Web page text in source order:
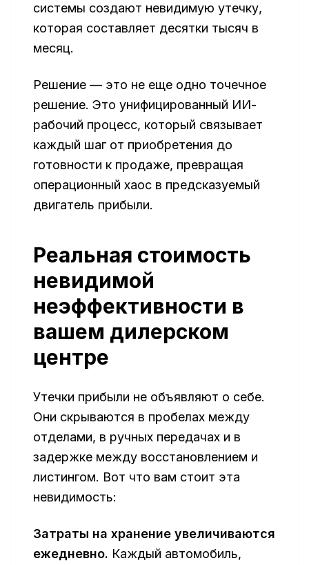
системы создают невидимую утечку,
которая составляет десятки тысяч в
месяц.
Решение — это не еще одно точечное
решение. Это унифицированный ИИ-
рабочий процесс, который связывает
каждый шаг от приобретения до
готовности к продаже, превращая
операционный хаос в предсказуемый
двигатель прибыли.
Реальная стоимость
невидимой
неэффективности в
вашем дилерском
центре
Утечки прибыли не объявляют о себе.
Они скрываются в пробелах между
отделами, в ручных передачах и в
задержке между восстановлением и
листингом. Вот что вам стоит эта
невидимость:
Затраты на хранение увеличиваются
ежедневно. Каждый автомобиль,